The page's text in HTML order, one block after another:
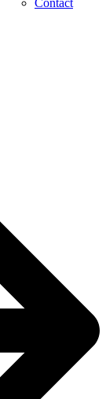
Contact